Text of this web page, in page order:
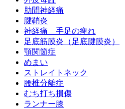
肋間神経痛
腱鞘炎
神経痛 手足の痺れ
足底筋膜炎（足底腱膜炎）
顎関節症
めまい
ストレイトネック
腰椎分離症
むち打ち損傷
ランナー膝